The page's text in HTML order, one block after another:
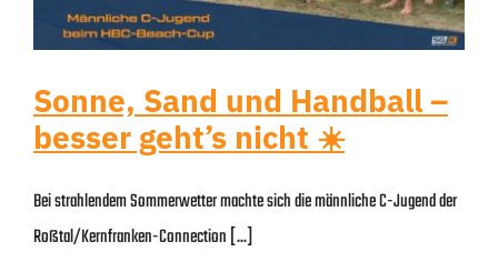
Sonne, Sand und Handball –
besser geht’s nicht ☀️
Bei strahlendem Sommerwetter machte sich die männliche C-Jugend der
Roßtal/Kernfranken-Connection [...]